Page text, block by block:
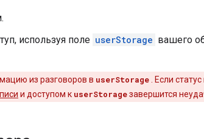
используя поле userStorage вашего
из разговоров в userStorage . Если
и доступом к userStorageзавершится